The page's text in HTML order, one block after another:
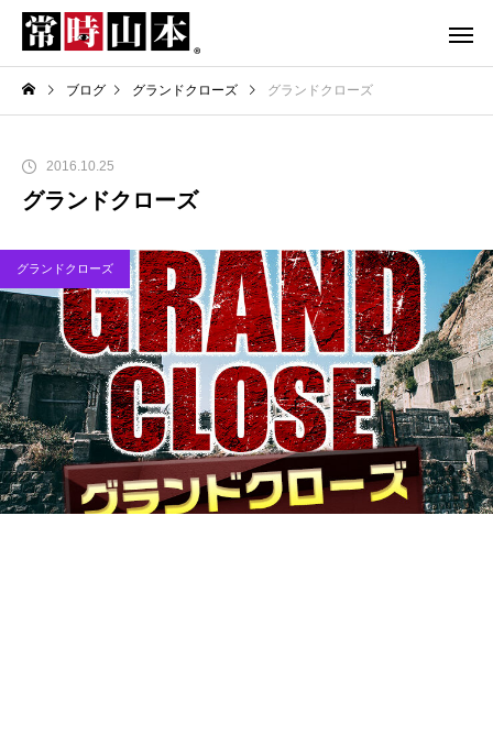
ブログ グランドクローズ グランドクローズ
2016.10.25
グランドクローズ
グランドクローズ